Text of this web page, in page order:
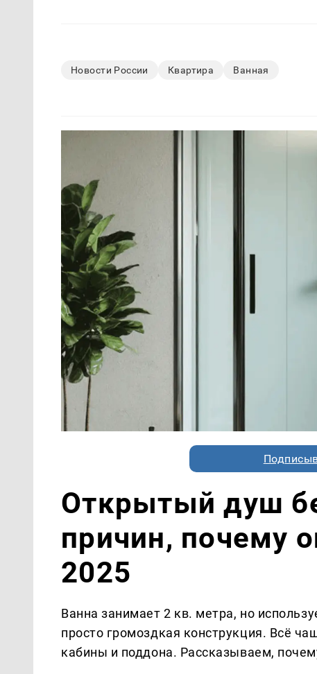
Новости России Квартира Ванная
Открытый душ
причин, почему
2025
Ванна занимает 2 кв. метра, но
просто громоздкая конструкция. Всё
кабины и поддона. Рассказываем,